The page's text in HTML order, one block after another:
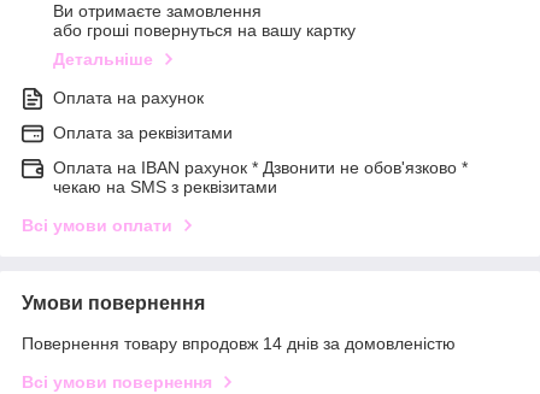
Ви отримаєте замовлення
або гроші повернуться на вашу картку
Детальніше
Оплата на рахунок
Оплата за реквізитами
Оплата на IBAN рахунок * Дзвонити не обов'язково *
чекаю на SMS з реквізитами
Всі умови оплати
Умови повернення
Повернення товару впродовж 14 днів за домовленістю
Всі умови повернення